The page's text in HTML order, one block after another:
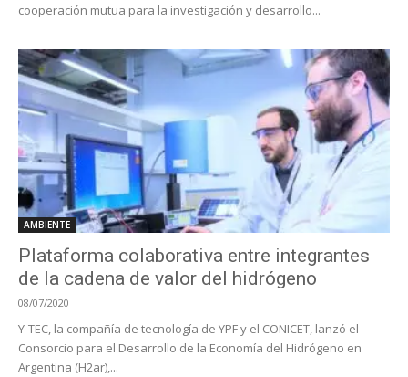
cooperación mutua para la investigación y desarrollo...
AMBIENTE
Plataforma colaborativa entre integrantes
de la cadena de valor del hidrógeno
08/07/2020
Y-TEC, la compañía de tecnología de YPF y el CONICET, lanzó el
Consorcio para el Desarrollo de la Economía del Hidrógeno en
Argentina (H2ar),...